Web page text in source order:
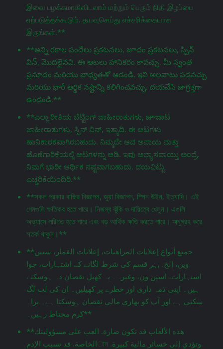
இவை பழக்கமாகிவிடலாம் மற்றும் பெரும் நிதி இழப்பை
ஏற்படுத்தக்கூடும். தயவுசெய்து எச்சரிக்கையாக
இருங்கள்.**
**అన్ని రకాల పందేలు ప్రకటనలు, జూదం ప్రకటనలు, స్పిన్
విన్, మొదలైనవి. ఈ ఆటలు హానికరం కావచ్చు. మీ స్వంత
ప్రమాదం మరియు బాధ్యతతో ఆడండి. ఇవి అలవాటు పడవచ్చు
మరియు భారీ ఆర్థిక నష్టాన్ని కలిగించవచ్చు. దయచేసి జాగ్రತ್ತగా
ఉండండి.**
**ಎಲ್ಲಾ ರೀತಿಯ ಬೆಟ್ಟಿಂಗ್ ಜಾಹೀರಾತುಗಳು, జూಜಾಟ
ಜಾಹೀರಾತುಗಳು, ಸ್ಪಿನ್ ವಿನ್, ಇತ್ಯಾದಿ. ಈ ಆಟಗಳು
ಹಾನಿಕಾರಕವಾಗಿರಬಹುದು. ನಿಮ್ಮದೇ ಆದ ಅಪಾಯ ಮತ್ತು
ಹೊಣೆಗಾರಿಕೆಯಲ್ಲಿ ಆಟಗಳನ್ನು ಆಡಿ. ಇವು ಅಭ್ಯಾಸವಾಯ್ತು ಅಂದ್ರೆ,
ನಿಮಗೆ ಭಾರೀ ಆರ್ಥಿಕ ನಷ್ಟವಾಗಬಹುದು. ದಯವಿಟ್ಟು
ಎಚ್ಚರಿಕೆಯಿಂದಿರಿ.**
**সকল প্রকার বাজির বিজ্ঞাপন, জুয়া বিজ্ঞাপন, স্পিন উইন, ইত্যাদি। এই
গেমগুলি ক্ষতিকর হতে পারে। নিজস্ব ঝুঁকি ও দায়িত্বে খেলুন। এগুলি
অভ্যাসে পরিণত হতে পারে এবং বড় আর্থিক ক্ষতি করতে পারে। অনুগ্রহ করে
সতর্ক থাকুন।**
**جميع أنواع إعلانات المراهنات، إعلانات القمار، سبين
وين، إلخ. ,ہر قسم کی شرط لگانے کے اشتہارات، جوا
اشتہارات، اسپن ون، وغیرہ۔ یہ کھیل نقصان دہ ہوسکتے
ہیں۔ اپنی ذمہ داری اور خطرے پر کھیلیں۔ ان کی لت لگ
سکتی ہے اور آپ کو بھاری مالی نقصان ہوسکتا ہے۔ براہ
کرم محتاط رہیں۔**
**هذه الألعاب قد تكون ضارة. العب على مسؤوليتك
الخاصة. قد تسبب الإدمান وتؤدي إلى خسائر مالية كبيرة.